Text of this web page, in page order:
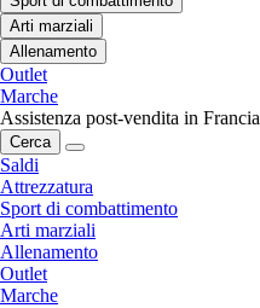
Arti marziali
Allenamento
Outlet
Marche
Assistenza post-vendita in Francia
Cerca
Saldi
Attrezzatura
Sport di combattimento
Arti marziali
Allenamento
Outlet
Marche